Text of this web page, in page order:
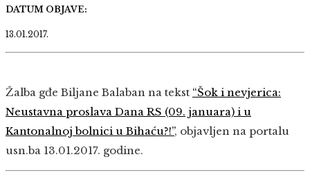
DATUM OBJAVE:
13.01.2017.
Žalba gđe Biljane Balaban na tekst “Šok i nevjerica:
Neustavna proslava Dana RS (09. januara) i u
Kantonalnoj bolnici u Bihaću?!”, objavljen na portalu
usn.ba 13.01.2017. godine.